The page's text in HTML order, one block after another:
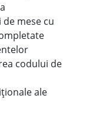
mese cu
codului de
ale